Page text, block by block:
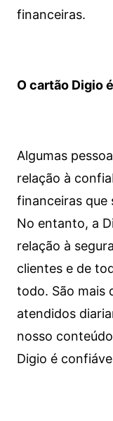
financeiras.
O cartão Digio
Algumas
relação à
financeiras que
No entanto, a
relação à
clientes e de
todo. São mais
atendidos
nosso
Digio é